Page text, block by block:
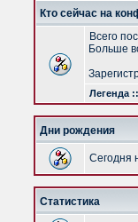
Кто сейчас на
Всего
Больше
Легенда ::
Дни рождения
Сегодня
Статистика